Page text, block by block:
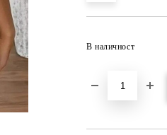
В наличност